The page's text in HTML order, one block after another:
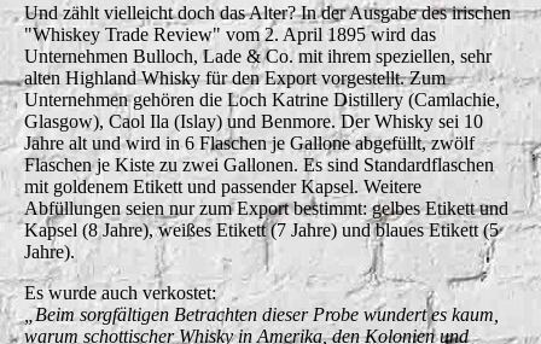
Und zählt vielleicht doch das Alter? In der Ausgabe des irischen
"Whiskey Trade Review" vom 2. April 1895 wird das
Unternehmen Bulloch, Lade & Co. mit ihrem speziellen, sehr
alten Highland Whisky für den Export vorgestellt. Zum
Unternehmen gehören die Loch Katrine Distillery (Camlachie,
Glasgow), Caol Ila (Islay) und Benmore. Der Whisky sei 10
Jahre alt und wird in 6 Flaschen je Gallone abgefüllt, zwölf
Flaschen je Kiste zu zwei Gallonen. Es sind Standardflaschen
mit goldenem Etikett und passender Kapsel. Weitere
Abfüllungen seien nur zum Export bestimmt: gelbes Etikett und
Kapsel (8 Jahre), weißes Etikett (7 Jahre) und blaues Etikett (5
Jahre).
Es wurde auch verkostet:
„Beim sorgfältigen Betrachten dieser Probe wundert es kaum,
warum schottischer Whisky in Amerika, den Kolonien und